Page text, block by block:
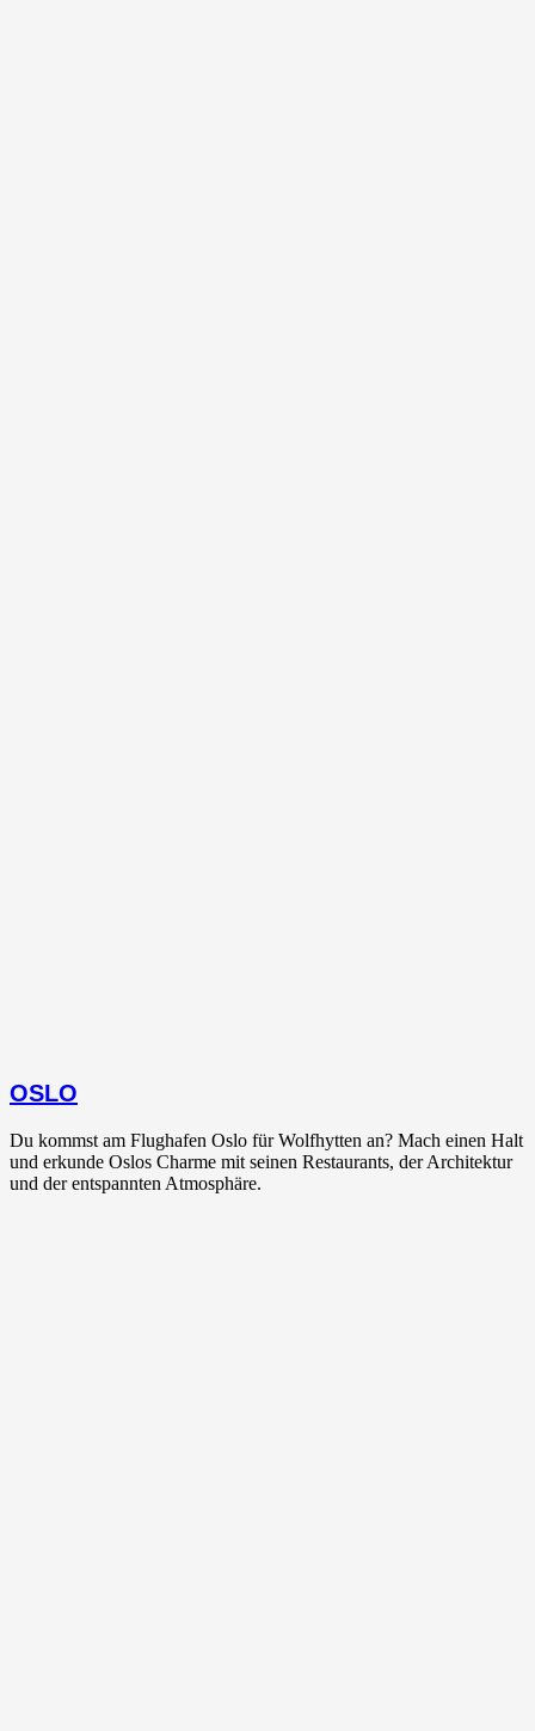
OSLO
Du kommst am Flughafen Oslo für Wolfhytten an? Mach einen Halt
und erkunde Oslos Charme mit seinen Restaurants, der Architektur
und der entspannten Atmosphäre.